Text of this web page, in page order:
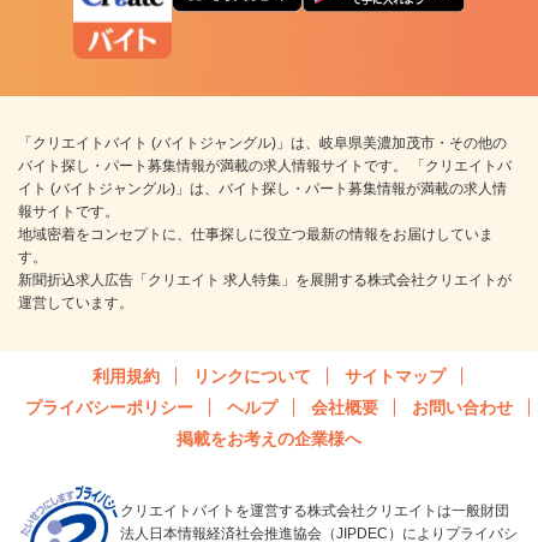
「クリエイトバイト (バイトジャングル)」は、岐阜県美濃加茂市・その他の
バイト探し・パート募集情報が満載の求人情報サイトです。 「クリエイトバ
イト (バイトジャングル)」は、バイト探し・パート募集情報が満載の求人情
報サイトです。
地域密着をコンセプトに、仕事探しに役立つ最新の情報をお届けしていま
す。
新聞折込求人広告「クリエイト 求人特集」を展開する株式会社クリエイトが
運営しています。
利用規約 リンクについて
サイトマップ
プライバシーポリシー
ヘルプ 会社概要
お問い合わせ
掲載をお考えの企業様へ
クリエイトバイトを運営する株式会社クリエイトは一般財団
法人日本情報経済社会推進協会（JIPDEC）によりプライバシ